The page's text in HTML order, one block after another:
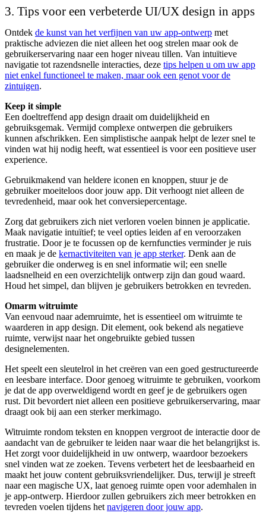
3. Tips voor een verbeterde UI/UX design in apps
Ontdek de kunst van het verfijnen van uw app-ontwerp met
praktische adviezen die niet alleen het oog strelen maar ook de
gebruikerservaring naar een hoger niveau tillen. Van intuïtieve
navigatie tot razendsnelle interacties, deze tips helpen u om uw app
niet enkel functioneel te maken, maar ook een genot voor de
zintuigen.
Keep it simple
Een doeltreffend app design draait om duidelijkheid en
gebruiksgemak. Vermijd complexe ontwerpen die gebruikers
kunnen afschrikken. Een simplistische aanpak helpt de lezer snel te
vinden wat hij nodig heeft, wat essentieel is voor een positieve user
experience.
Gebruikmakend van heldere iconen en knoppen, stuur je de
gebruiker moeiteloos door jouw app. Dit verhoogt niet alleen de
tevredenheid, maar ook het conversiepercentage.
Zorg dat gebruikers zich niet verloren voelen binnen je applicatie.
Maak navigatie intuïtief; te veel opties leiden af en veroorzaken
frustratie. Door je te focussen op de kernfuncties verminder je ruis
en maak je de kernactiviteiten van je app sterker. Denk aan de
gebruiker die onderweg is en snel informatie wil; een snelle
laadsnelheid en een overzichtelijk ontwerp zijn dan goud waard.
Houd het simpel, dan blijven je gebruikers betrokken en tevreden.
Omarm witruimte
Van eenvoud naar ademruimte, het is essentieel om witruimte te
waarderen in app design. Dit element, ook bekend als negatieve
ruimte, verwijst naar het ongebruikte gebied tussen
designelementen.
Het speelt een sleutelrol in het creëren van een goed gestructureerde
en leesbare interface. Door genoeg witruimte te gebruiken, voorkom
je dat de app overweldigend wordt en geef je de gebruikers ogen
rust. Dit bevordert niet alleen een positieve gebruikerservaring, maar
draagt ook bij aan een sterker merkimago.
Witruimte rondom teksten en knoppen vergroot de interactie door de
aandacht van de gebruiker te leiden naar waar die het belangrijkst is.
Het zorgt voor duidelijkheid in uw ontwerp, waardoor bezoekers
snel vinden wat ze zoeken. Tevens verbetert het de leesbaarheid en
maakt het jouw content gebruiksvriendelijker. Dus, terwijl je streeft
naar een magische UX, laat genoeg ruimte open voor ademhalen in
je app-ontwerp. Hierdoor zullen gebruikers zich meer betrokken en
tevreden voelen tijdens hetnavigeren door jouw app.